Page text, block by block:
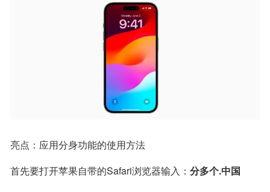
亮点：应用分身功能的使用方法
首先要打开苹果自带的Safari浏览器输入： 分多个.中国